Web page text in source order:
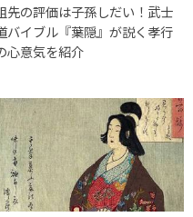
先の評価は子孫しだい！武士
バイブル『葉隠』が説く孝行
心意気を紹介